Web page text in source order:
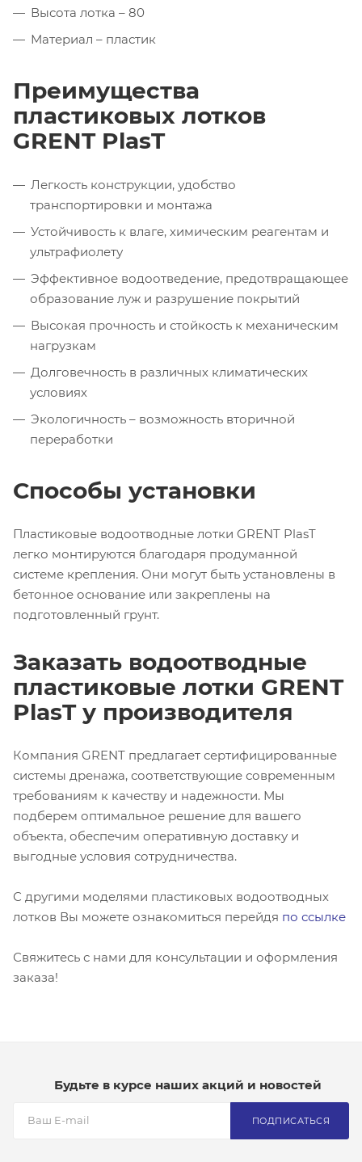
Высота лотка – 80
Материал – пластик
Преимущества
пластиковых лотков
GRENT PlasT
Легкость конструкции, удобство
транспортировки и монтажа
Устойчивость к влаге, химическим реагентам и
ультрафиолету
Эффективное водоотведение, предотвращающее
образование луж и разрушение покрытий
Высокая прочность и стойкость к механическим
нагрузкам
Долговечность в различных климатических
условиях
Экологичность – возможность вторичной
переработки
Способы установки
Пластиковые водоотводные лотки GRENT PlasT
легко монтируются благодаря продуманной
системе крепления. Они могут быть установлены в
бетонное основание или закреплены на
подготовленный грунт.
Заказать водоотводные
пластиковые лотки GRENT
PlasT у производителя
Компания GRENT предлагает сертифицированные
системы дренажа, соответствующие современным
требованиям к качеству и надежности. Мы
подберем оптимальное решение для вашего
объекта, обеспечим оперативную доставку и
выгодные условия сотрудничества.
С другими моделями пластиковых водоотводных
лотков Вы можете ознакомиться перейдя по ссылке
Свяжитесь с нами для консультации и оформления
заказа!
Будьте в курсе наших акций и новостей
ПОДПИСАТЬСЯ